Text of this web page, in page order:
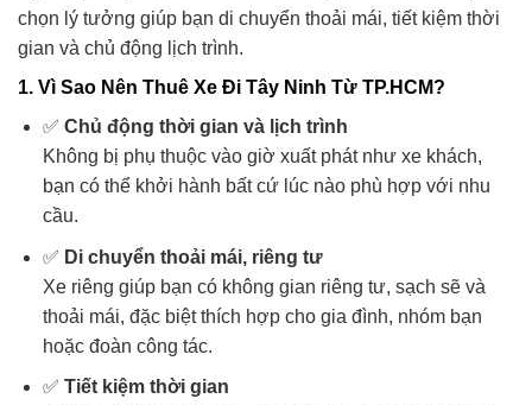
chọn lý tưởng giúp bạn di chuyển thoải mái, tiết kiệm thời
gian và chủ động lịch trình.
1. Vì Sao Nên Thuê Xe Đi Tây Ninh Từ TP.HCM?
✅ Chủ động thời gian và lịch trình
Không bị phụ thuộc vào giờ xuất phát như xe khách,
bạn có thể khởi hành bất cứ lúc nào phù hợp với nhu
cầu.
✅ Di chuyển thoải mái, riêng tư
Xe riêng giúp bạn có không gian riêng tư, sạch sẽ và
thoải mái, đặc biệt thích hợp cho gia đình, nhóm bạn
hoặc đoàn công tác.
✅ Tiết kiệm thời gian